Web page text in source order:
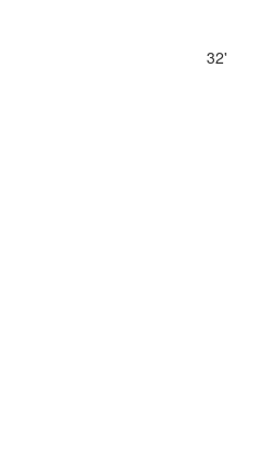
32'